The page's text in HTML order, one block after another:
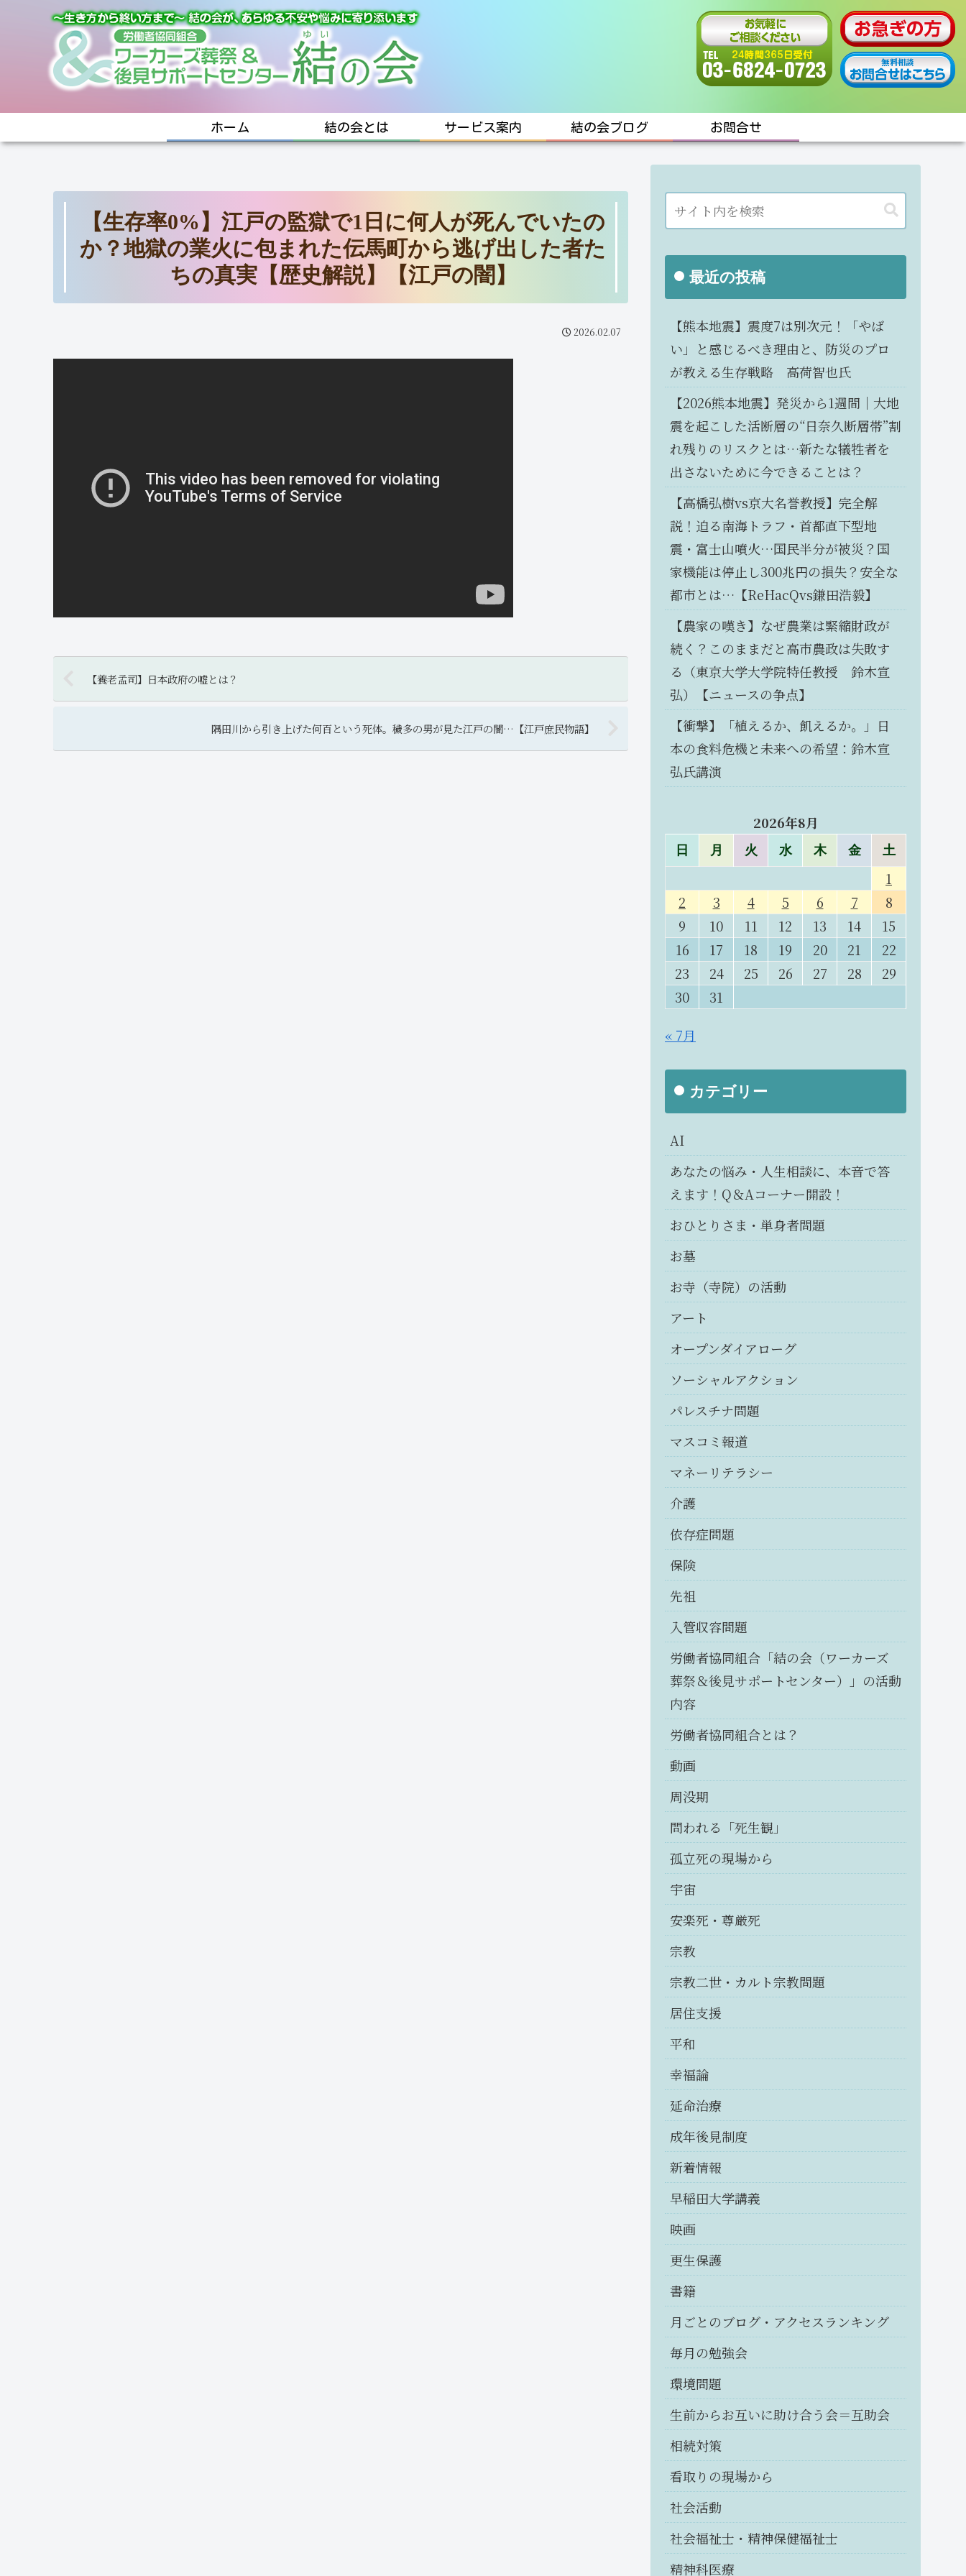
ホーム 結の会とは サービス案内 結の会ブログ お問合せ
【生存率0%】江戸の監獄で1日に何人が死んでいたの
か？地獄の業火に包まれた伝馬町から逃げ出した者た
ちの真実【歴史解説】【江戸の闇】
2026.02.07
【養老孟司】日本政府の嘘とは？
隅田川から引き上げた何百という死体。穢多の男が見た江戸の闇…【江戸庶民物語】
最近の投稿
【熊本地震】震度7は別次元！「やば
い」と感じるべき理由と、防災のプロ
が教える生存戦略 高荷智也氏
【2026熊本地震】発災から1週間｜大地
震を起こした活断層の“日奈久断層帯”割
れ残りのリスクとは…新たな犠牲者を
出さないために今できることは？
【高橋弘樹vs京大名誉教授】完全解
説！迫る南海トラフ・首都直下型地
震・富士山噴火…国民半分が被災？国
家機能は停止し300兆円の損失？安全な
都市とは…【ReHacQvs鎌田浩毅】
【農家の嘆き】なぜ農業は緊縮財政が
続く？このままだと高市農政は失敗す
る（東京大学大学院特任教授 鈴木宣
弘）【ニュースの争点】
【衝撃】「植えるか、飢えるか。」日
本の食料危機と未来への希望：鈴木宣
弘氏講演
2026年8月
日 月 火 水 木 金 土
1
2
3 4 5 6 7
8
9
10 11 12 13 14
15
16
17 18 19 20 21
22
23
24 25 26 27 28
29
30
31
« 7月
カテゴリー
AI
あなたの悩み・人生相談に、本音で答
えます！Q＆Aコーナー開設！
おひとりさま・単身者問題
お墓
お寺（寺院）の活動
アート
オープンダイアローグ
ソーシャルアクション
パレスチナ問題
マスコミ報道
マネーリテラシー
介護
依存症問題
保険
先祖
入管収容問題
労働者協同組合「結の会（ワーカーズ
葬祭＆後見サポートセンター）」の活動
内容
労働者協同組合とは？
動画
周没期
問われる「死生観」
孤立死の現場から
宇宙
安楽死・尊厳死
宗教
宗教二世・カルト宗教問題
居住支援
平和
幸福論
延命治療
成年後見制度
新着情報
早稲田大学講義
映画
更生保護
書籍
月ごとのブログ・アクセスランキング
毎月の勉強会
環境問題
生前からお互いに助け合う会＝互助会
相続対策
看取りの現場から
社会活動
社会福祉士・精神保健福祉士
精神科医療